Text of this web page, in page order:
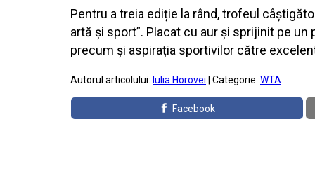
Pentru a treia ediție la rând, trofeul
artă și sport”. Placat cu aur și sprijinit pe
precum și aspirația sportivilor către
Autorul articolului: Iulia Horovei | Categorie: WTA
Facebook